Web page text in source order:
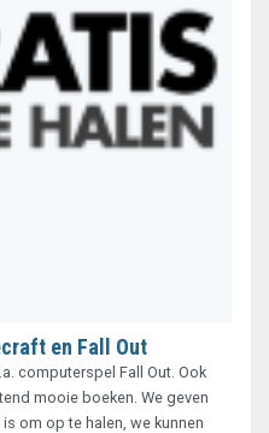
en Fall Out
computerspel Fall Out. Ook
mooie boeken. We geven
om op te halen, we kunnen